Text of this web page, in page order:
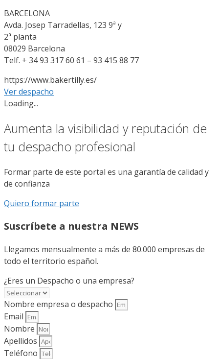
BARCELONA
Avda. Josep Tarradellas, 123 9ª y
2ª planta
08029 Barcelona
Telf. + 34 93 317 60 61 – 93 415 88 77
https://www.bakertilly.es/
Ver despacho
Loading...
Aumenta la visibilidad y reputación de
tu despacho profesional
Formar parte de este portal es una garantía de calidad y
de confianza
Quiero formar parte
Suscríbete a nuestra NEWS
Llegamos mensualmente a más de 80.000 empresas de
todo el territorio español.
¿Eres un Despacho o una empresa?
Nombre empresa o despacho
Email
Nombre
Apellidos
Teléfono